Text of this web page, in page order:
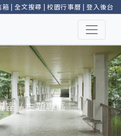
箱 |全文搜尋 | 校園行事曆 |登入後台
室 / 主題專區